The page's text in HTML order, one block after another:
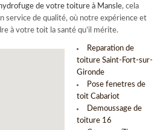
hydrofuge de votre toiture à Mansle, cela
service de qualité, où notre expérience et
à votre toit la santé qu’il mérite.
Reparation de
toiture Saint-Fort-sur-
Gironde
Pose fenetres de
toit Cabariot
Demoussage de
toiture 16